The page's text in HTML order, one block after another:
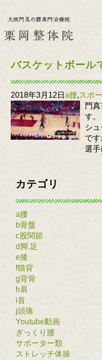
バスケットボール
2018年3月12日 a腰,スポ
門
す
シ
で
選
カテゴリ
a腰
b骨盤
c股関節
d脚.足
e膝
f猫背
g背骨
h肩
i首
j頭痛
Youtube動画
ぎっくり腰
サポーター類
ストレッチ体操